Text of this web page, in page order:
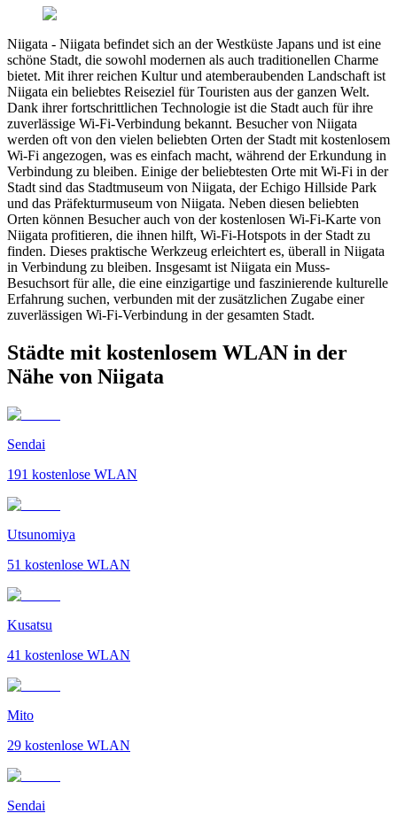
Niigata - Niigata befindet sich an der Westküste Japans und ist eine
schöne Stadt, die sowohl modernen als auch traditionellen Charme
bietet. Mit ihrer reichen Kultur und atemberaubenden Landschaft ist
Niigata ein beliebtes Reiseziel für Touristen aus der ganzen Welt.
Dank ihrer fortschrittlichen Technologie ist die Stadt auch für ihre
zuverlässige Wi-Fi-Verbindung bekannt. Besucher von Niigata
werden oft von den vielen beliebten Orten der Stadt mit kostenlosem
Wi-Fi angezogen, was es einfach macht, während der Erkundung in
Verbindung zu bleiben. Einige der beliebtesten Orte mit Wi-Fi in der
Stadt sind das Stadtmuseum von Niigata, der Echigo Hillside Park
und das Präfekturmuseum von Niigata. Neben diesen beliebten
Orten können Besucher auch von der kostenlosen Wi-Fi-Karte von
Niigata profitieren, die ihnen hilft, Wi-Fi-Hotspots in der Stadt zu
finden. Dieses praktische Werkzeug erleichtert es, überall in Niigata
in Verbindung zu bleiben. Insgesamt ist Niigata ein Muss-
Besuchsort für alle, die eine einzigartige und faszinierende kulturelle
Erfahrung suchen, verbunden mit der zusätzlichen Zugabe einer
zuverlässigen Wi-Fi-Verbindung in der gesamten Stadt.
Städte mit kostenlosem WLAN in der
Nähe von Niigata
Sendai
191 kostenlose WLAN
Utsunomiya
51 kostenlose WLAN
Kusatsu
41 kostenlose WLAN
Mito
29 kostenlose WLAN
Sendai